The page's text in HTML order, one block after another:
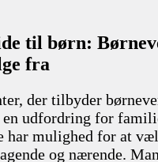
til børn:
fra
der tilbyder
en udfordring for
har mulighed for at
og nærende.